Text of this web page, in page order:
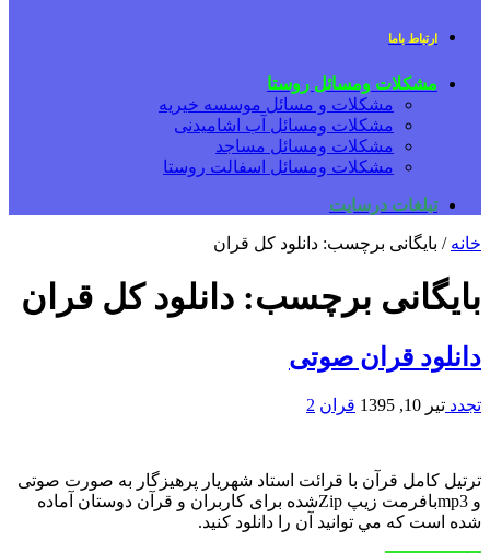
ارتباط باما
مشکلات ومسائل روستا
مشکلات و مسائل موسسه خیریه
مشکلات ومسائل آب اشامیدنی
مشکلات ومسائل مساجد
مشکلات ومسائل اسفالت روستا
تبلغات درسایت
خانه / بایگانی برچسب: دانلود کل قران
بایگانی برچسب: دانلود کل قران
دانلود قران صوتی
تجدد تیر 10, 1395 قران 2
ترتیل کامل قرآن با قرائت استاد شهریار پرهیزگار به صورت صوتی
و mp3بافرمت زیپ Zipشده برای کاربران و قرآن دوستان آماده
شده است كه مي توانيد آن را دانلود كنيد.